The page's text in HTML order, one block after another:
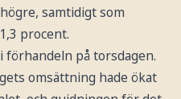
samtidigt som
procent.
förhandeln på torsdagen.
omsättning hade ökat